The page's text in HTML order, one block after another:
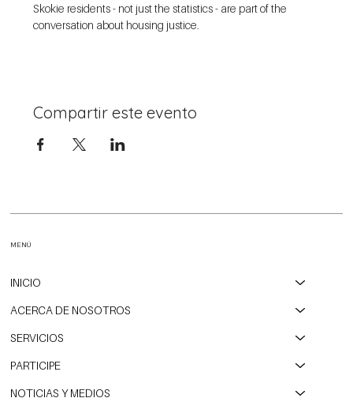
Skokie residents - not just the statistics - are part of the
conversation about housing justice.
Compartir este evento
INICIO
ACERCA DE NOSOTROS
SERVICIOS
PARTICIPE
NOTICIAS Y MEDIOS
MENÚ